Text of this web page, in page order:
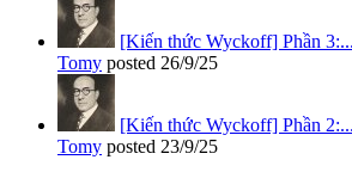
[Kiến thức Wyckoff] Phần 3:...
Tomy posted 26/9/25
[Kiến thức Wyckoff] Phần 2:...
Tomy posted 23/9/25